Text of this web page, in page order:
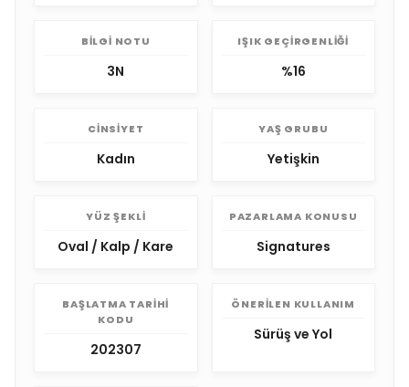
BILGI NOTU
3N
IŞIK GEÇIRGENLIĞI
%16
CINSIYET
Kadın
YAŞ GRUBU
Yetişkin
YÜZ ŞEKLI
Oval / Kalp / Kare
PAZARLAMA KONUSU
Signatures
BAŞLATMA TARIHI
KODU
202307
ÖNERILEN KULLANIM
Sürüş ve Yol